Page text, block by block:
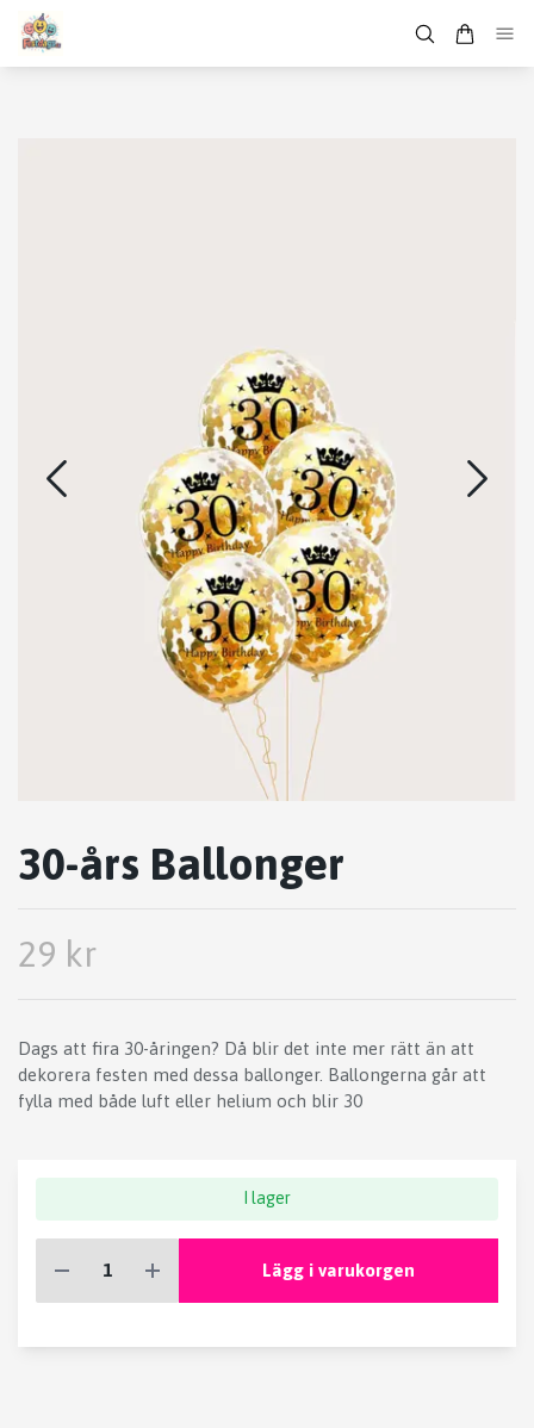
30-års Ballonger
29 kr
Dags att fira 30-åringen? Då blir det inte mer rätt än att
dekorera festen med dessa ballonger. Ballongerna går att
fylla med både luft eller helium och blir 30
I lager
Lägg i varukorgen